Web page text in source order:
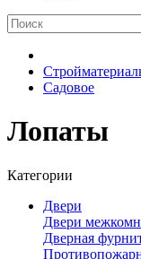
Садовое
Лопаты
Категории
Двери
Двери
Дверная